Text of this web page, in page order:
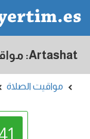
مواقيت الصلاة